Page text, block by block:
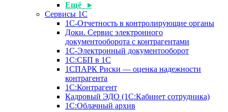
Ещё ▸
Сервисы 1С
1С-Отчетность в контролирующие органы
Доки. Сервис электронного
документооборота с контрагентами
1С-Электронный документооборот
1С:СБП в 1С
1СПАРК Риски — оценка надежности
контрагента
1С:Контрагент
Кадровый ЭДО (1С:Кабинет сотрудника)
1С:Облачный архив